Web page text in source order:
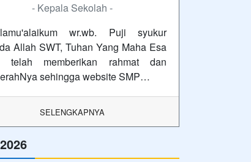
- Kepala Sekolah -
wr.wb. Puji syukur
Allah SWT, Tuhan Yang Maha Esa
telah memberikan rahmat dan
sehingga website SMP…
SELENGKAPNYA